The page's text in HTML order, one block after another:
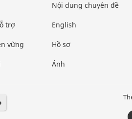
trợ
vững
Nội dung chuyên đề
English
Hồ sơ
Ảnh